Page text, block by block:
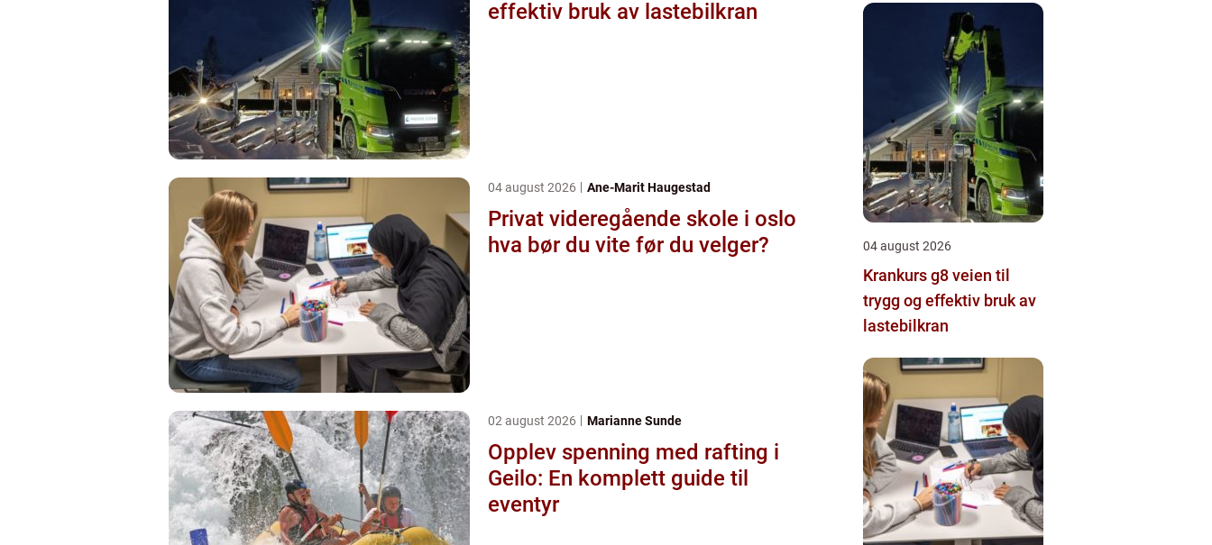
effektiv bruk av lastebilkran
04 august 2026 Ane-Marit Haugestad
Privat videregående skole i oslo
hva bør du vite før du velger?
02 august 2026 Marianne Sunde
Opplev spenning med rafting i
Geilo: En komplett guide til
eventyr
04 august 2026
Krankurs g8 veien til
trygg og effektiv bruk av
lastebilkran